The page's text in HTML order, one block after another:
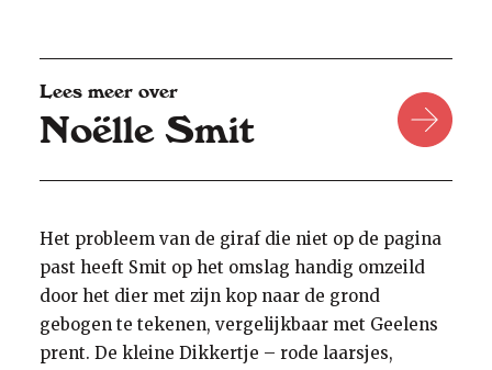
Lees meer over
Noëlle Smit
Het probleem van de giraf die niet op de pagina
past heeft Smit op het omslag handig omzeild
door het dier met zijn kop naar de grond
gebogen te tekenen, vergelijkbaar met Geelens
prent. De kleine Dikkertje – rode laarsjes,